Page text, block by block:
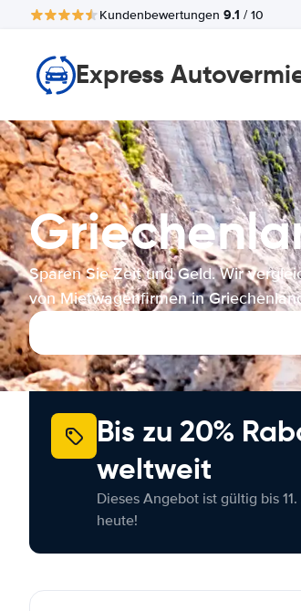
Kundenbewertungen 9.1 / 10
Express
Sparen Sie Zeit und Geld. Wir
von Mietwagenfirmen in
Bis zu 20%
weltweit
Dieses Angebot ist gültig bis
heute!